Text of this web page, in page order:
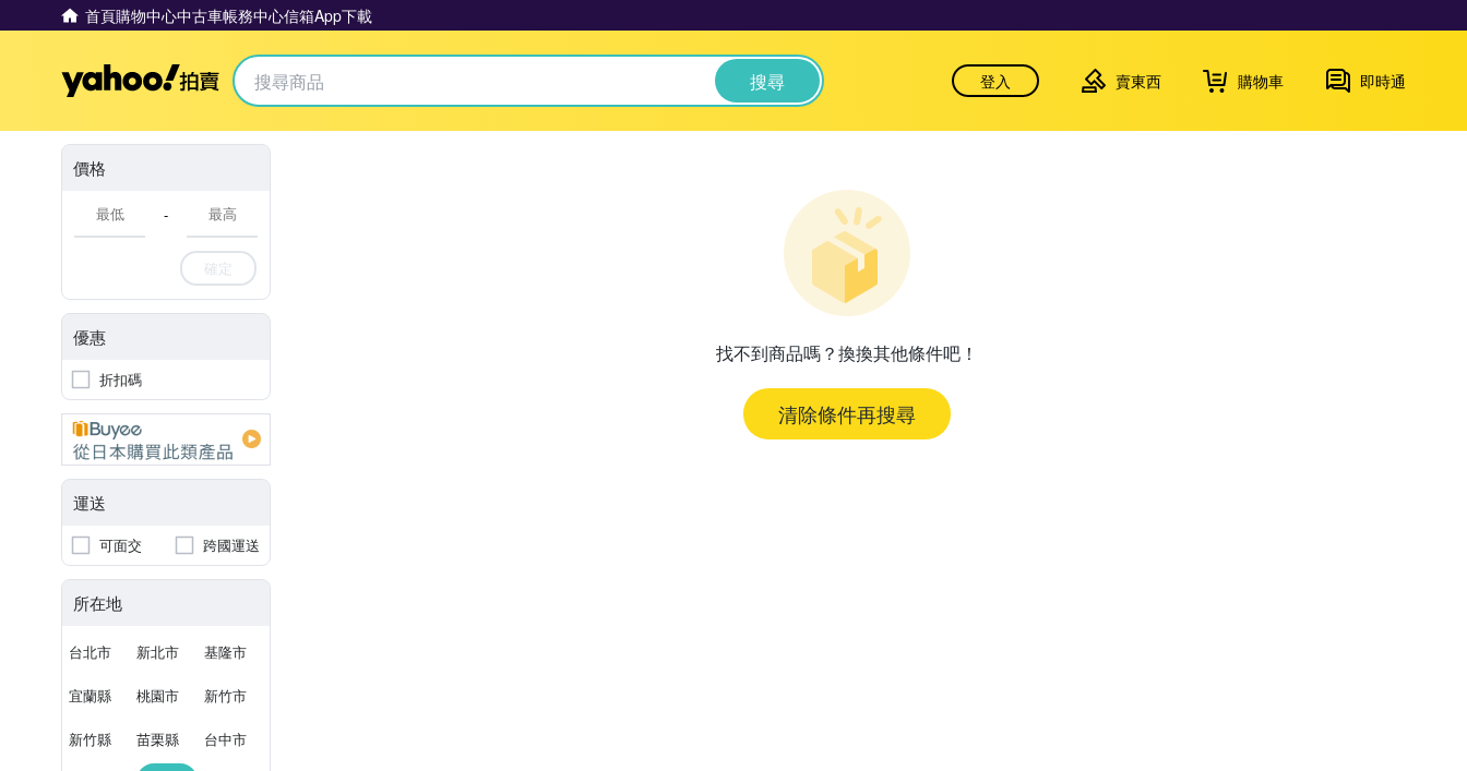
首頁購物中心中古車帳務中心信箱App下載
Yahoo拍賣 搜尋 登入 賣東西 購物車 即時通
價格
-
確定
優惠
折扣碼
運送
可面交 跨國運送
所在地
台北市 新北市 基隆市
宜蘭縣 桃園市 新竹市
新竹縣 苗栗縣 台中市
找不到商品嗎？換換其他條件吧！
清除條件再搜尋